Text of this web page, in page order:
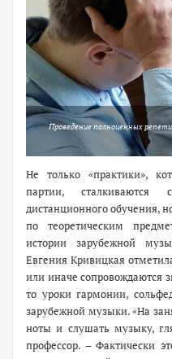
Проведение полноценных
Не только «практики»,
партии,
дистанционного обучения,
по теоретическим
истории зарубежной
Евгения Кривицкая
или иначе сопровождаются
то уроки гармонии,
зарубежной музыки. «На
ноты и слушать музыку,
профессор. – Фактически